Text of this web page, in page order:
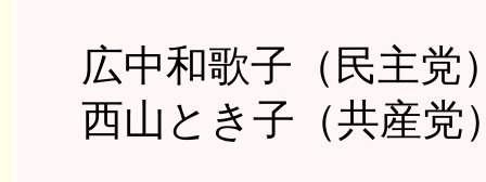
広中和歌子（民主党
西山とき子（共産